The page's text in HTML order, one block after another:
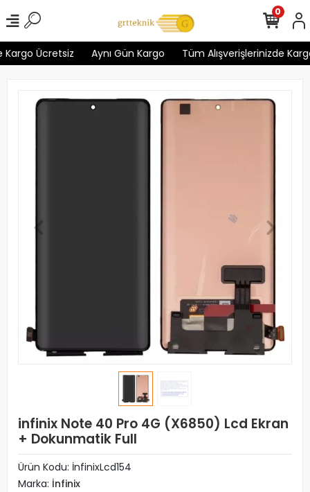
Ücretsiz Aynı Gün Kargo Tüm Alışverişlerinizde
0
infinix Note 40 Pro 4G (X6850) Lcd Ekran
+ Dokunmatik Full
Ürün Kodu: İnfinixLcd154
Marka: İnfinix